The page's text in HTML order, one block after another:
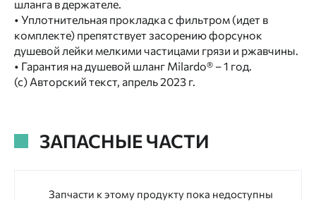
шланга в держателе.
• Уплотнительная прокладка с фильтром (идет в
комплекте) препятствует засорению форсунок
душевой лейки мелкими частицами грязи и ржавчины.
• Гарантия на душевой шланг Milardo® – 1 год.
(с) Авторский текст, апрель 2023 г.
ЗАПАСНЫЕ ЧАСТИ
Запчасти к этому продукту пока недоступны